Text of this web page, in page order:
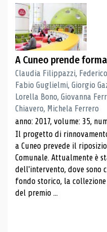
A Cuneo prende
Claudia Filippazzi,
Fabio Guglielmi, Giorgio
Lorella Bono, Giovanna
Chiavero, Michela Ferrero
anno: 2017, volume: 35,
Il progetto di
a Cuneo prevede il
Comunale. Attualmente è
dell'intervento, dove
fondo storico, la
del premio ...